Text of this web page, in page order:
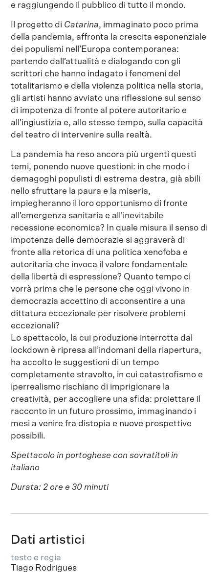
e raggiungendo il pubblico di tutto il mondo.
Il progetto di Catarina, immaginato poco prima
della pandemia, affronta la crescita esponenziale
dei populismi nell’Europa contemporanea:
partendo dall’attualità e dialogando con gli
scrittori che hanno indagato i fenomeni del
totalitarismo e della violenza politica nella storia,
gli artisti hanno avviato una riflessione sul senso
di impotenza di fronte al potere autoritario e
all’ingiustizia e, allo stesso tempo, sulla capacità
del teatro di intervenire sulla realtà.
La pandemia ha reso ancora più urgenti questi
temi, ponendo nuove questioni: in che modo i
demagoghi populisti di estrema destra, già abili
nello sfruttare la paura e la miseria,
impiegheranno il loro opportunismo di fronte
all’emergenza sanitaria e all’inevitabile
recessione economica? In quale misura il senso di
impotenza delle democrazie si aggraverà di
fronte alla retorica di una politica xenofoba e
autoritaria che invoca il valore fondamentale
della libertà di espressione? Quanto tempo ci
vorrà prima che le persone che oggi vivono in
democrazia accettino di acconsentire a una
dittatura eccezionale per risolvere problemi
eccezionali?
Lo spettacolo, la cui produzione interrotta dal
lockdown è ripresa all’indomani della riapertura,
ha accolto le suggestioni di un tempo
completamente stravolto, in cui catastrofismo e
iperrealismo rischiano di imprigionare la
creatività, per accogliere una sfida: proiettare il
racconto in un futuro prossimo, immaginando i
mesi a venire fra distopia e nuove prospettive
possibili.
Spettacolo in portoghese con sovratitoli in
italiano
Durata: 2 ore e 30 minuti
Dati artistici
testo e regia
Tiago Rodrigues